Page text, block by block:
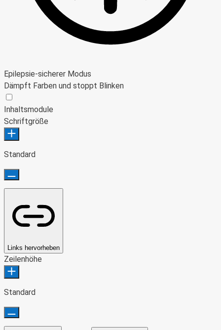
Epilepsie-sicherer Modus
Dämpft Farben und stoppt Blinken
Inhaltsmodule
Schriftgröße
Standard
Links hervorheben
Zeilenhöhe
Standard